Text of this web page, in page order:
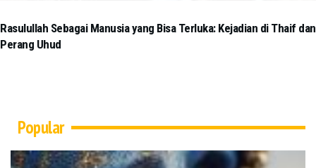
Rasulullah Sebagai Manusia yang Bisa Terluka: Kejadian di Thaif dan
Perang Uhud
Popular